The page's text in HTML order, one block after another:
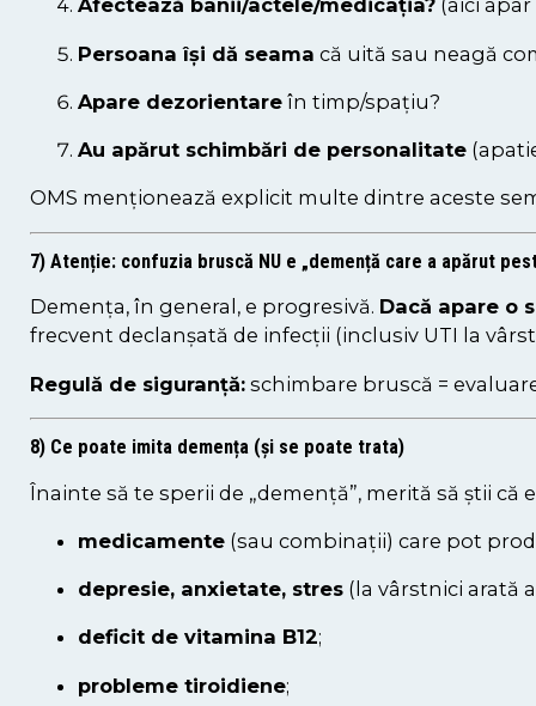
Afectează banii/actele/medicația? (aici
Persoana își dă seama că uită sau neagă
Apare dezorientare în timp/spațiu?
Au apărut schimbări de personalitate
OMS menționează explicit multe dintre aceste
7) Atenție: confuzia bruscă NU e „demență care a apărut
Demența, în general, e progresivă. Dacă apare o
frecvent declanșată de infecții (inclusiv UTI la
Regulă de siguranță: schimbare bruscă =
8) Ce poate imita demența (și se poate trata)
Înainte să te sperii de „demență”, merită să știi
medicamente (sau combinații) care pot
depresie, anxietate, stres (la vârstnici arată
deficit de vitamina B12;
probleme tiroidiene;